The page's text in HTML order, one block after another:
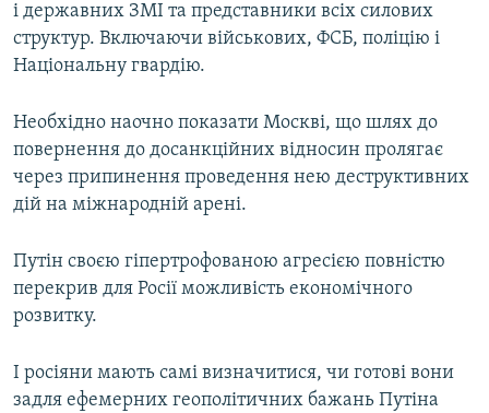
і державних ЗМІ та представники всіх силових
структур. Включаючи військових, ФСБ, поліцію і
Національну гвардію.
Необхідно наочно показати Москві, що шлях до
повернення до досанкційних відносин пролягає
через припинення проведення нею деструктивних
дій на міжнародній арені.
Путін своєю гіпертрофованою агресією повністю
перекрив для Росії можливість економічного
розвитку.
І росіяни мають самі визначитися, чи готові вони
задля ефемерних геополітичних бажань Путіна